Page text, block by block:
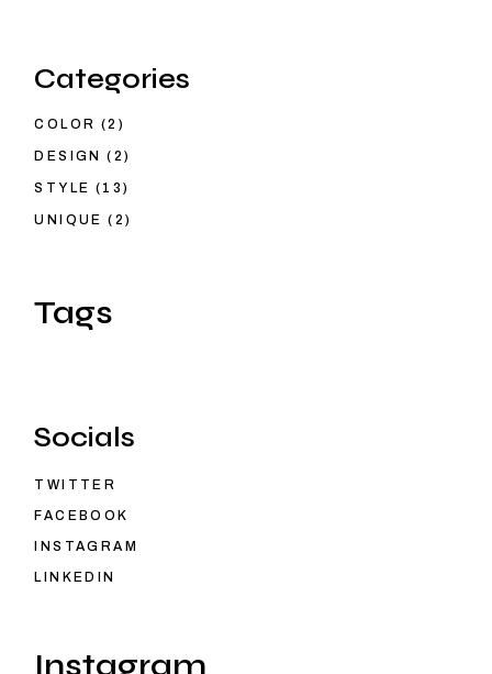
Categories
COLOR (2)
DESIGN (2)
STYLE (13)
UNIQUE (2)
Tags
Socials
TWITTER
FACEBOOK
INSTAGRAM
LINKEDIN
Instagram